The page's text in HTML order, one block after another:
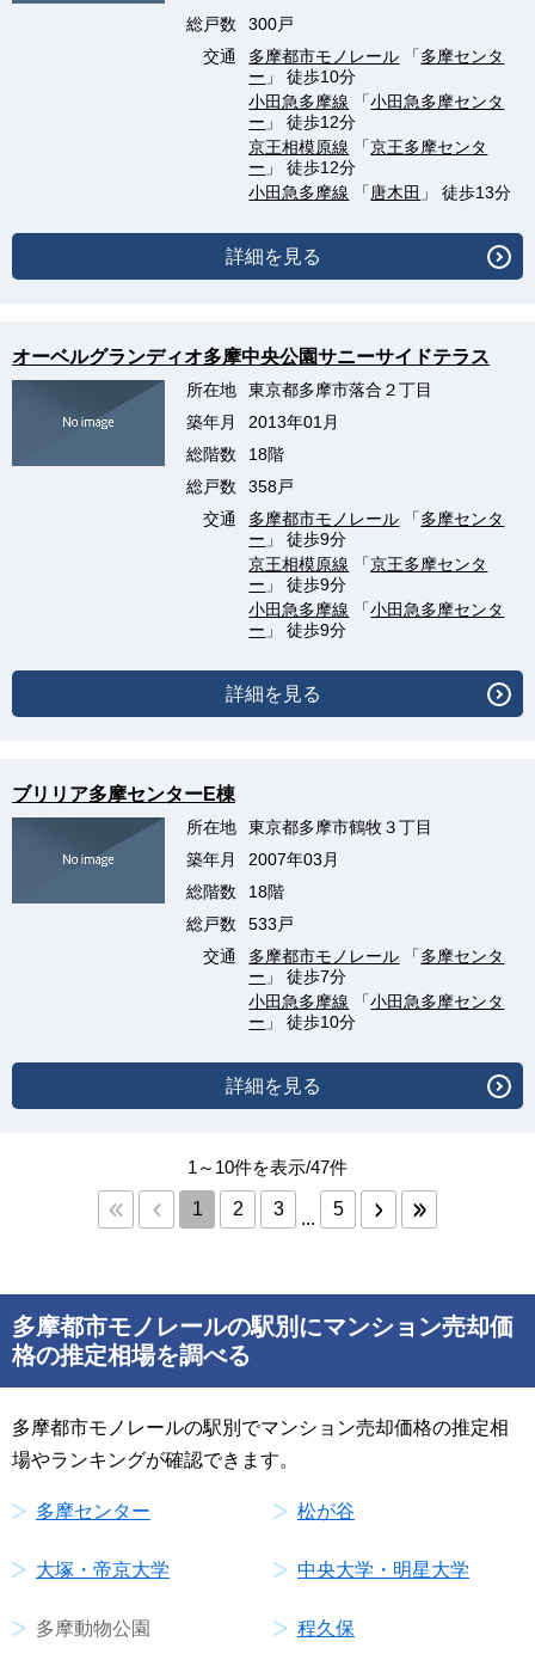
総戸数
300戸
交通
多摩都市モノレール 「多摩センタ
ー 」 徒歩10分
小田急多摩線 「小田急多摩センタ
ー 」 徒歩12分
京王相模原線 「京王多摩センタ
ー 」 徒歩12分
小田急多摩線 「 唐木田 」 徒歩13分
詳細を見る
オーベルグランディオ多摩中央公園サニーサイドテラス
所在地
東京都多摩市落合２丁目
築年月
2013年01月
総階数
18階
総戸数
358戸
交通
多摩都市モノレール 「多摩センタ
ー 」 徒歩9分
京王相模原線 「京王多摩センタ
ー 」 徒歩9分
小田急多摩線 「小田急多摩センタ
ー 」 徒歩9分
詳細を見る
ブリリア多摩センターE棟
所在地
東京都多摩市鶴牧３丁目
築年月
2007年03月
総階数
18階
総戸数
533戸
交通
多摩都市モノレール 「多摩センタ
ー 」 徒歩7分
小田急多摩線 「小田急多摩センタ
ー 」 徒歩10分
詳細を見る
1～10件を表示/47件
1 2 3 ... 5
多摩都市モノレールの駅別にマンション売却価
格の推定相場を調べる
多摩都市モノレールの駅別でマンション売却価格の推定相
場やランキングが確認できます。
多摩センター 松が谷
大塚・帝京大学 中央大学・明星大学
多摩動物公園 程久保